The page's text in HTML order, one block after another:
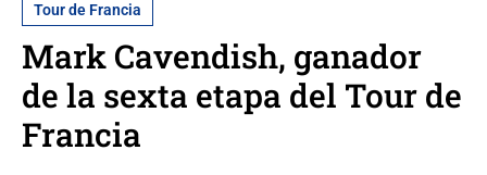
Tour de Francia
Mark Cavendish, ganador
de la sexta etapa del Tour de
Francia